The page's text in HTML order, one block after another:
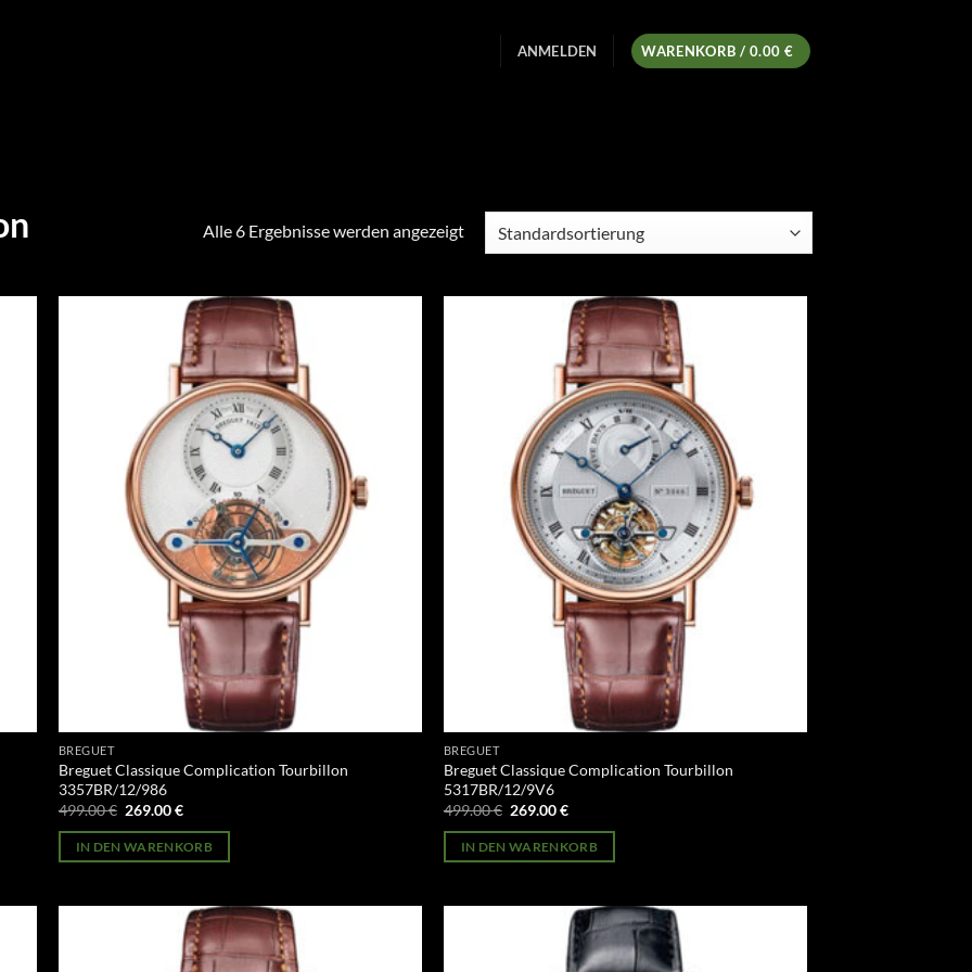
ANMELDEN WARENKORB / 0.00 €
Alle 6 Ergebnisse werden angezeigt
BREGUET
Breguet Classique Complication Tourbillon
3357BR/12/986
499.00€ Ursprünglicher
war:
499.00 €
269.00€Aktueller
ist:
269.00 €.
IN DEN WARENKORB
BREGUET
Breguet Classique Complication Tourbillon
5317BR/12/9V6
499.00€ Ursprünglicher
war:
499.00 €
269.00€Aktueller
ist:
269.00 €.
IN DEN WARENKORB